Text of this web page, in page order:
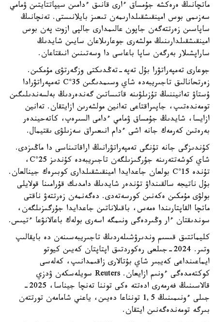
ماتچانىڭ ەرەكشە جۇمساق ءارى قانىق ءدامىن سيپاتتايتىن ۋمامي
سەزىمى بوس امينقىشقىلدارىمەن تىعىز بايلانىستى. تەنچانىڭ
ساپاسىن زەرتتەگەن جاپون عالىمدارى جالپى ازوت پەن بوس
امينقىشقىلدارىنىڭ مولشەرى جوعارىلاعان سايىن شايدىڭ
ساراپشىلار بەرگەن ساپا باعاسى دا وسەتىنىن انىقتاعان.
جوعارى تەمپەراتۋرا بۇل تەپە-تەڭدىكتى وزگەرتۋى مۇمكىن.
زەرتحانالىق تاجىريبەدە شاي وسىمدىگىن 35°C تەمپەراتۋرادا
ۇستاۋ تەانيننىڭ تۇزىلۋىنە قاتىساتىن گەندەردىڭ بەلسەندىلىگىن
تومەندەتىپ، جاپىراقتاعى تەانين مولشەرىن ازايتقان. تەانين
ازايسا، شايدىڭ جۇمساق ۋمامي ءدامى السىرەپ، كاتەحيندەر
بەرەتىن كەرمەك جانە اشى ءدام انىعىراق سەزىلۋى ىقتيمال.
كۇندىزگى جانە تۇنگى تەمپەراتۋرانىڭ اراقاتىناسى دا ماڭىزدى.
شاي كوشەتتەرىنە جۇرگىزىلگەن تاجىريبەدە كۇندىز 25°C،
تۇندە 15°C بولعان جاعدايدا امينقىشقىلدارى كوبىرەك جينالعان.
بۇل ناتيجە سالقىنداۋ تۇندەر شايدىڭ دامدىك قۇرامىنا قولايلى
بولۋى مۇمكىن ەكەنىن كورسەتەدى. دەگەنمەن زەرتتەۋ ناقتى
ماتچا القاپتارىندا ەمەس، باقىلاناتىن جاعدايدا جۇرگىزىلگەن،
سوندىقتان ءار وڭىردەگى ونىمگە اسەرى بولەك باعالانۋعا ءتيىس.
كليماتتىق قىسىم وندىرۋشىلەردىڭ تاجىريبەسىنەن دە بايقالىپ
وتىر. 2024-جىلعى رەكوردتىق اپتاپتان كەيىن كيوتو
ايماعىنداعى كەيبىر شاي بۇتالارى زاقىمدانىپ، كەلەسى
كوكتەمدەگى ءونىم ازايعان. Reuters سويلەسكەن ۋدزي
قالاسىنىڭ فەرمەرى ادەتتە ەكى توننا تەنچا جيناسا، 2025-
جىلى ءونىمىنىڭ 1,5 تونناعا دەيىن، ياعني شامامەن تورتتەن
بىرگە تومەندەگەنىن ايتقان.